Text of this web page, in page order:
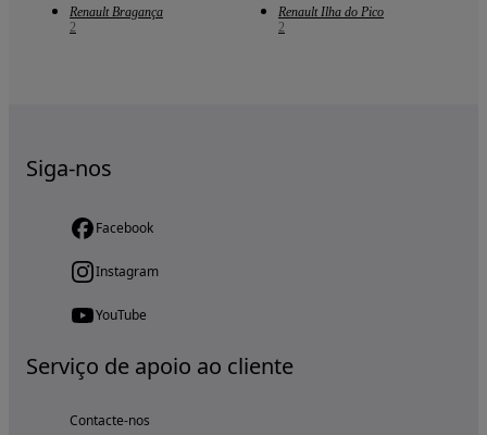
Renault Bragança
2
Renault Ilha do Pico
2
Siga-nos
Facebook
Instagram
YouTube
Serviço de apoio ao cliente
Contacte-nos